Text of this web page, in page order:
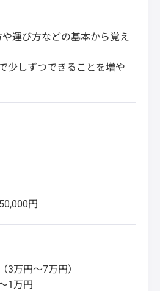
運び方などの基本から覚え
少しずつできることを増や
円
3万円～7万円）
1万円